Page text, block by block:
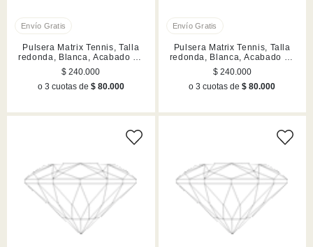
Pulsera Matrix Tennis, Talla
redonda, Blanca, Acabado en
rodio
$ 240.000
o 3 cuotas de $ 80.000
Pulsera Matrix Tennis, Talla
redonda, Blanca, Acabado en
rodio
$ 240.000
o 3 cuotas de$ 80.000